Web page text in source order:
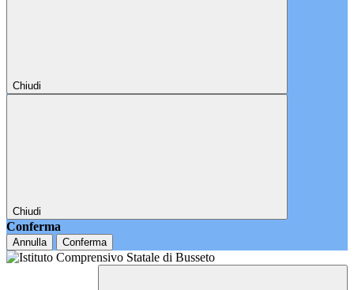
Chiudi
Chiudi
Conferma
Annulla Conferma